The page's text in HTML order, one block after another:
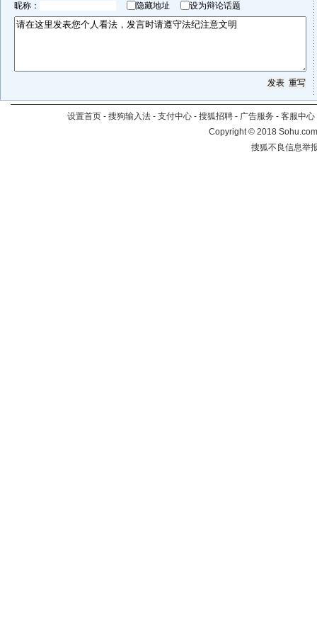
昵称： 隐藏地址 设为辩论话题
设置首页 - 搜狗输入法 - 支付中心 - 搜狐招聘 - 广告服务 - 客服中心
Copyright©2018
搜狐不良信息举